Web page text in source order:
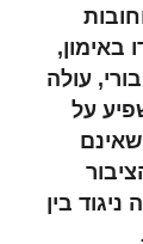
באימון,
עולה
על
בין